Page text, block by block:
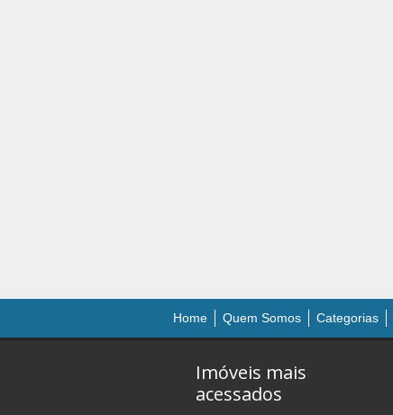
Home Quem Somos Categorias
Imóveis mais
acessados